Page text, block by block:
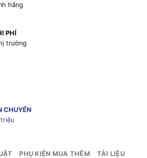
hãng
PHÍ
trường
CHUYỂN
PHỤ KIỆN MUA THÊM TÀI LIỆU